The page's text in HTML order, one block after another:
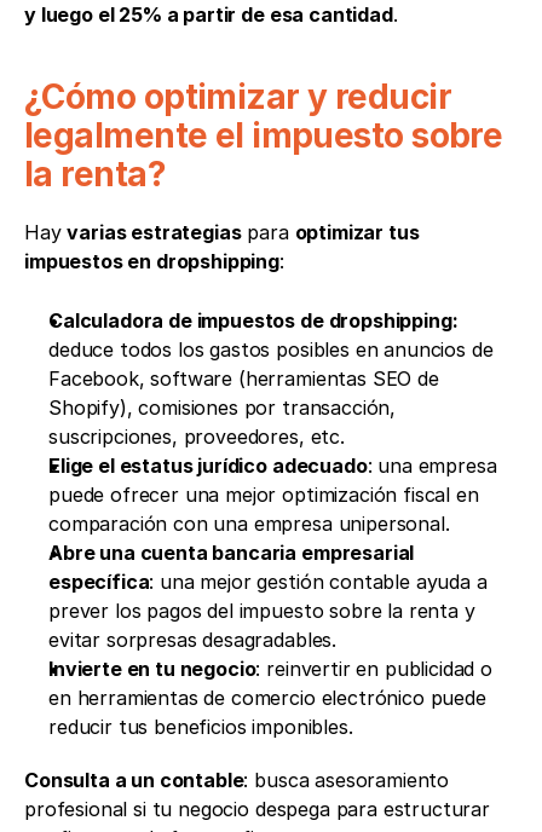
y luego el 25% a partir de esa cantidad.
¿Cómo optimizar y reducir
legalmente el impuesto sobre
la renta?
Hay varias estrategias para optimizar tus
impuestos en dropshipping:
deduce todos los gastos posibles en anuncios de
Facebook, software (herramientas SEO de
Shopify), comisiones por transacción,
suscripciones, proveedores, etc.
Elige el estatus jurídico adecuado: una empresa
puede ofrecer una mejor optimización fiscal en
comparación con una empresa unipersonal.
Abre una cuenta bancaria empresarial
específica: una mejor gestión contable ayuda a
prever los pagos del impuesto sobre la renta y
evitar sorpresas desagradables.
Invierte en tu negocio: reinvertir en publicidad o
en herramientas de comercio electrónico puede
reducir tus beneficios imponibles.
Consulta a un contable: busca asesoramiento
profesional si tu negocio despega para estructurar